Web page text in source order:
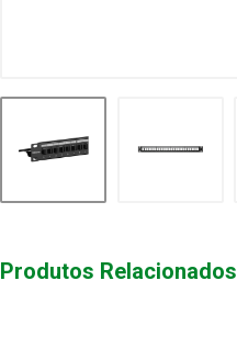
Produtos Relacionados